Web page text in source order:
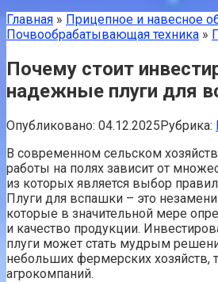
Главная » Прицепное и навесное
Почвообрабатывающая техника »
Почему стоит
надежные плуги для
Опубликовано: 04.12.2025Рубрика:
В современном сельском
работы на полях зависит от
из которых является выбор
Плуги для вспашки – это
которые в значительной мере
и качество продукции.
плуги может стать мудрым
небольших фермерских хозяйств,
агрокомпаний.